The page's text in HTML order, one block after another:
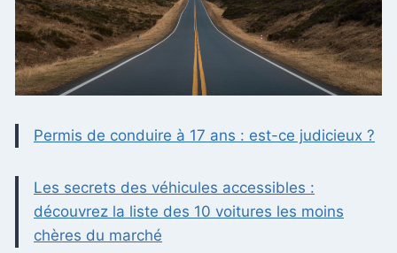
Permis de conduire à 17 ans : est-ce judicieux ?
Les secrets des véhicules accessibles :
découvrez la liste des 10 voitures les moins
chères du marché